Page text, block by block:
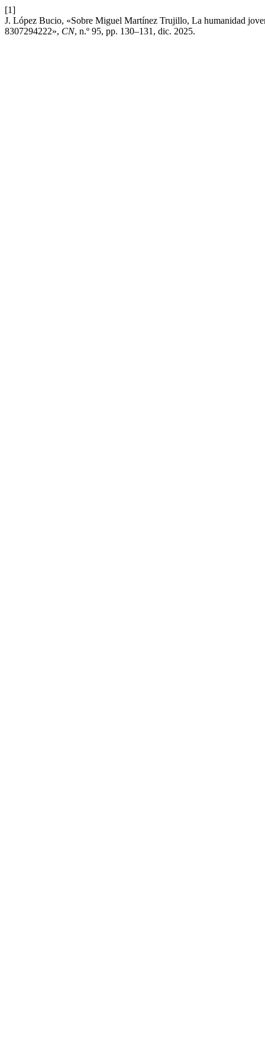
[1]
J. López Bucio, «Sobre Miguel Martínez Trujillo, La humanidad
8307294222», CN, n.º 95, pp. 130–131, dic. 2025.